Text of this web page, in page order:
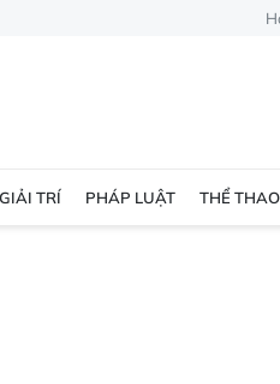
TRÍ PHÁP LUẬT THỂ THAO